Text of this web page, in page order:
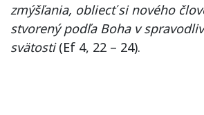
zmýšľania, obliecť si nového
stvorený podľa Boha v
svätosti(Ef 4, 22 – 24).